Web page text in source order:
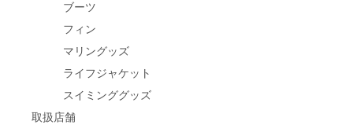
ブーツ
フィン
マリングッズ
ライフジャケット
スイミンググッズ
取扱店舗